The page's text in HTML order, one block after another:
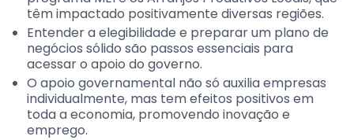
têm impactado positivamente diversas regiões.
Entender a elegibilidade e preparar um plano de
negócios sólido são passos essenciais para
acessar o apoio do governo.
O apoio governamental não só auxilia empresas
individualmente, mas tem efeitos positivos em
toda a economia, promovendo inovação e
emprego.